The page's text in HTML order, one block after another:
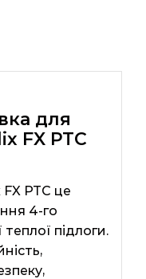
для
FX PTC
PTC це
4-го
теплої підлоги.